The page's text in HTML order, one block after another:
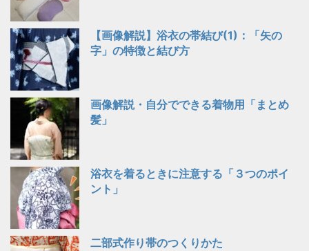
【画像解説】浴衣の帯結び(1)：「矢の
字」の特徴と結び方
画像解説・自分でできる着物用「まとめ
髪」
浴衣を着るときに注意する「３つのポイ
ント」
二部式作り帯のつくりかた